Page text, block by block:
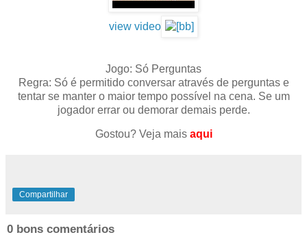
view video
Jogo: Só Perguntas
Regra: Só é permitido conversar através de perguntas e
tentar se manter o maior tempo possível na cena. Se um
jogador errar ou demorar demais perde.
Gostou? Veja mais aqui
Compartilhar
0 bons comentários